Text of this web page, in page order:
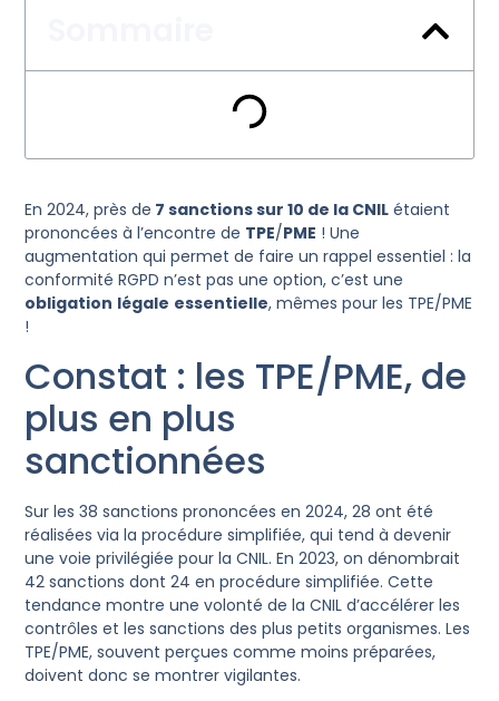
En 2024, près de 7 sanctions sur 10 de la CNIL étaient
prononcées à l’encontre de TPE/PME ! Une
augmentation qui permet de faire un rappel essentiel : la
conformité RGPD n’est pas une option, c’est une
obligation légale essentielle, mêmes pour les TPE/PME
!
Constat : les TPE/PME, de
plus en plus
sanctionnées
Sur les 38 sanctions prononcées en 2024, 28 ont été
réalisées via la procédure simplifiée, qui tend à devenir
une voie privilégiée pour la CNIL. En 2023, on dénombrait
42 sanctions dont 24 en procédure simplifiée. Cette
tendance montre une volonté de la CNIL d’accélérer les
contrôles et les sanctions des plus petits organismes. Les
TPE/PME, souvent perçues comme moins préparées,
doivent donc se montrer vigilantes.